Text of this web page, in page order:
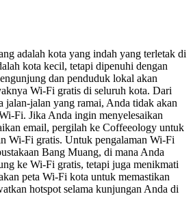
adalah kota yang indah yang terletak di
kota kecil, tetapi dipenuhi dengan
dan penduduk lokal akan
Wi-Fi gratis di seluruh kota. Dari
jalan-jalan yang ramai, Anda tidak akan
Fi. Jika Anda ingin menyelesaikan
email, pergilah ke Coffeeology untuk
Wi-Fi gratis. Untuk pengalaman Wi-Fi
Bang Muang, di mana Anda
ke Wi-Fi gratis, tetapi juga menikmati
peta Wi-Fi kota untuk memastikan
hotspot selama kunjungan Anda di